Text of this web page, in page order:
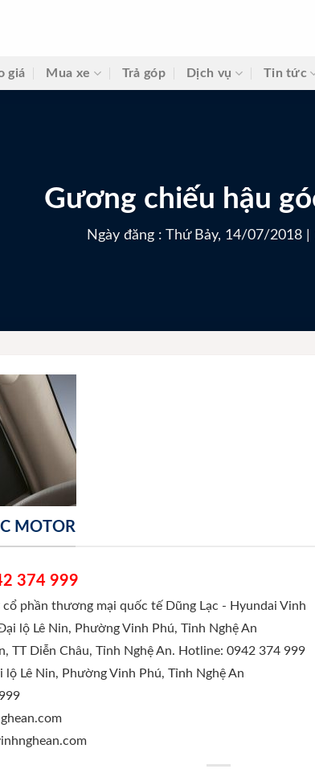
giá Mua xe Trả góp Dịch vụ Tin tức
Gương chiếu hậu
Ngày đăng : Thứ Bảy, 14/07/2018 |
MOTOR
374 999
cổ phần thương mại quốc tế Dũng Lạc - Hyundai Vinh
lộ Lê Nin, Phường Vinh Phú, Tỉnh Nghệ An
TT Diễn Châu, Tỉnh Nghệ An. Hotline: 0942 374 999
lộ Lê Nin, Phường Vinh Phú, Tỉnh Nghệ An